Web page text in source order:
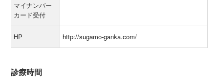
マイナンバー
カード受付
HP http://sugamo-ganka.com/
診療時間